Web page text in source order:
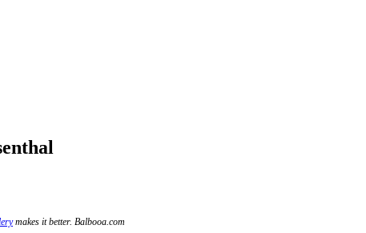
makes it better. Balbooa.com